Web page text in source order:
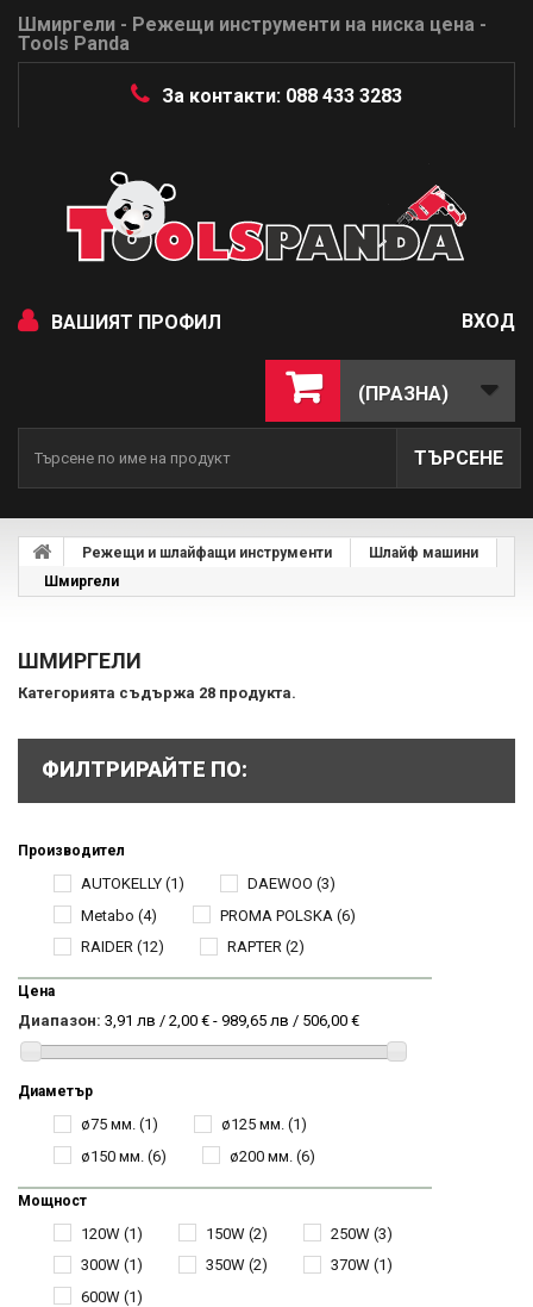
Шмиргели - Режещи инструменти на ниска цена -
Tools Panda
За контакти: 088 433 3283
ВАШИЯТ ПРОФИЛ ВХОД
(ПРАЗНА)
ТЪРСЕНЕ
Режещи и шлайфащи инструменти
Шлайф машини
Шмиргели
ШМИРГЕЛИ
Категорията съдържа 28 продукта.
ФИЛТРИРАЙТЕ ПО:
Производител
AUTOKELLY (1) DAEWOO (3)
Metabo (4) PROMA POLSKA (6)
RAIDER (12) RAPTER (2)
Цена
Диапазон: 3,91 лв / 2,00 € - 989,65 лв / 506,00 €
Диаметър
ø75 мм. (1) ø125 мм. (1)
ø150 мм. (6) ø200 мм. (6)
Мощност
120W (1) 150W (2) 250W (3)
300W (1) 350W (2) 370W (1)
600W (1)